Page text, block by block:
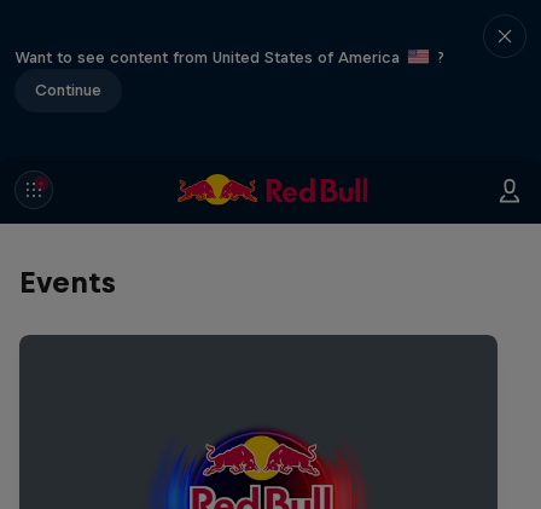
Want to see content from United States of America
?
Continue
Events